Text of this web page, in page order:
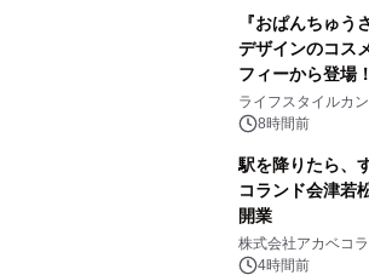
『おぱんちゅう
デザインのコス
フィーから登場
い、ポップでキ
ン。
ライフスタイルカ
8時間前
駅を降りたら
コランド会津若
開業
株式会社アカベコ
4時間前